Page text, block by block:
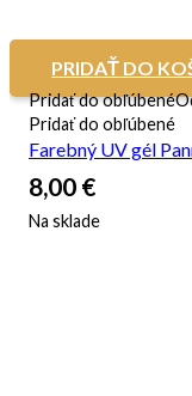
PRIDAŤ DO
Pridať do obľúbené
Pridať do obľúbené
Farebný UV gél
8,00 €
Na sklade